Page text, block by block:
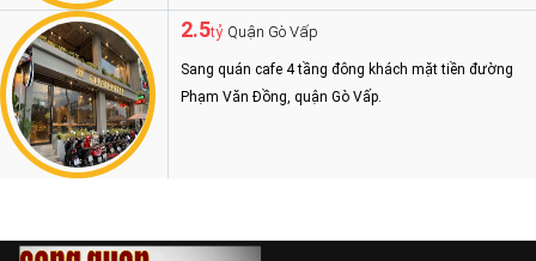
2.5tỷ Quận Gò Vấp
Sang quán cafe 4 tầng đông khách mặt tiền đường
Phạm Văn Đồng, quận Gò Vấp.